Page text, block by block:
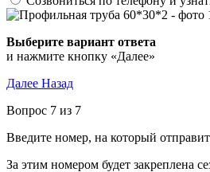
Выберите вариант ответа
и нажмите кнопку «Далее»
Далее Назад
Вопрос 7 из 7
Введите номер, на который
За этим номером будет закреплена